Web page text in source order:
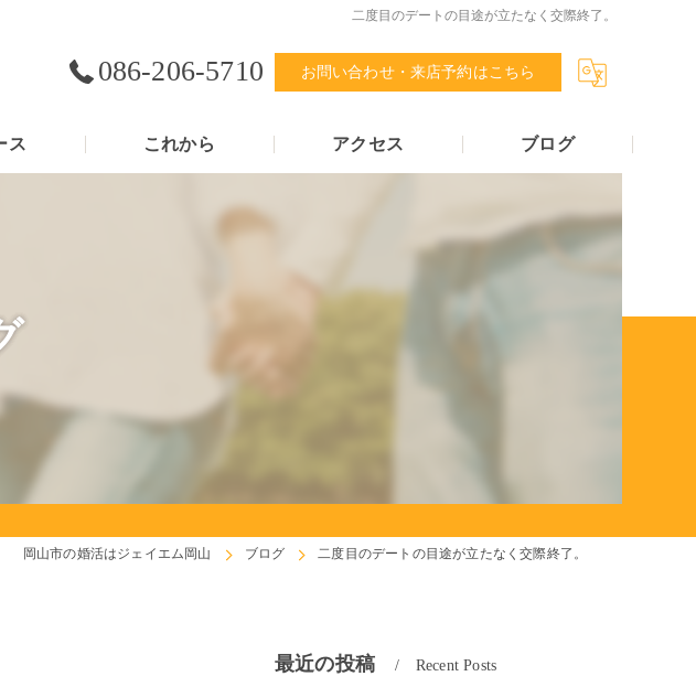
二度目のデートの目途が立たなく交際終了。
086-206-5710 お問い合わせ・来店予約はこちら
ス これから アクセス ブログ
岡山市の婚活はジェイエム岡山 ブログ 二度目のデートの目途が立たなく交際終了。
最近の投稿 Recent Posts